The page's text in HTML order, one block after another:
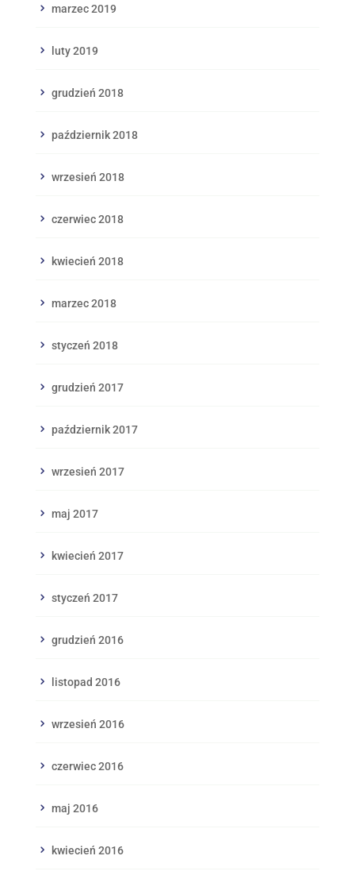
marzec 2019
luty 2019
grudzień 2018
październik 2018
wrzesień 2018
czerwiec 2018
kwiecień 2018
marzec 2018
styczeń 2018
grudzień 2017
październik 2017
wrzesień 2017
maj 2017
kwiecień 2017
styczeń 2017
grudzień 2016
listopad 2016
wrzesień 2016
czerwiec 2016
maj 2016
kwiecień 2016